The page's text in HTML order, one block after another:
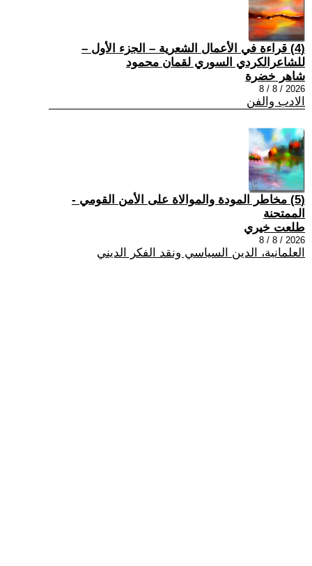
(4) قراءة في الأعمال الشعرية – الجزء الأول –
للشاعرالكردي السوري لقمان محمود
شاهر خضرة
2026 / 8 / 8
الادب والفن
(5) مخاطر المودة والموالاة على الأمن القومي -
الممتحنة
طلعت خيري
2026 / 8 / 8
العلمانية، الدين السياسي ونقد الفكر الديني